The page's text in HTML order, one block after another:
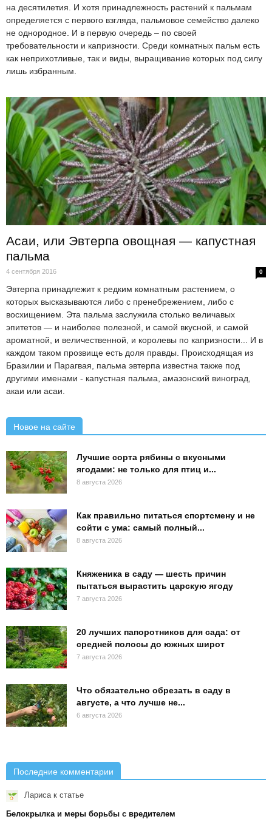
на десятилетия. И хотя принадлежность растений к пальмам
определяется с первого взгляда, пальмовое семейство далеко
не однородное. И в первую очередь – по своей
требовательности и капризности. Среди комнатных пальм есть
как неприхотливые, так и виды, выращивание которых под силу
лишь избранным.
Асаи, или Эвтерпа овощная — капустная
пальма
4 сентября 2016 0
Эвтерпа принадлежит к редким комнатным растением, о
которых высказываются либо с пренебрежением, либо с
восхищением. Эта пальма заслужила столько величавых
эпитетов — и наиболее полезной, и самой вкусной, и самой
ароматной, и величественной, и королевы по капризности... И в
каждом таком прозвище есть доля правды. Происходящая из
Бразилии и Парагвая, пальма эвтерпа известна также под
другими именами - капустная пальма, амазонский виноград,
акаи или асаи.
Новое на сайте
Лучшие сорта рябины с вкусными
ягодами: не только для птиц и...
8 августа 2026
Как правильно питаться спортсмену и не
сойти с ума: самый полный...
8 августа 2026
Княженика в саду — шесть причин
пытаться вырастить царскую ягоду
7 августа 2026
20 лучших папоротников для сада: от
средней полосы до южных широт
7 августа 2026
Что обязательно обрезать в саду в
августе, а что лучше не...
6 августа 2026
Последние комментарии
Ларисак статье
Белокрылка и меры борьбы с вредителем